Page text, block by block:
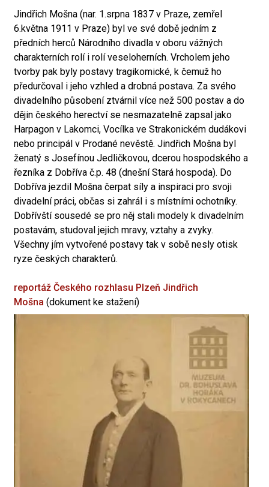
Jindřich Mošna (nar. 1.srpna 1837 v Praze, zemřel
6.května 1911 v Praze) byl ve své době jedním z
předních herců Národního divadla v oboru vážných
charakterních rolí i rolí veseloherních. Vrcholem jeho
tvorby pak byly postavy tragikomické, k čemuž ho
předurčoval i jeho vzhled a drobná postava. Za svého
divadelního působení ztvárnil více než 500 postav a do
dějin českého herectví se nesmazatelně zapsal jako
Harpagon v Lakomci, Vocílka ve Strakonickém dudákovi
nebo principál v Prodané nevěstě. Jindřich Mošna byl
ženatý s Josefínou Jedličkovou, dcerou hospodského a
řezníka z Dobříva č.p. 48 (dnešní Stará hospoda). Do
Dobříva jezdil Mošna čerpat síly a inspiraci pro svoji
divadelní práci, občas si zahrál i s místními ochotníky.
Dobřívští sousedé se pro něj stali modely k divadelním
postavám, studoval jejich mravy, vztahy a zvyky.
Všechny jím vytvořené postavy tak v sobě nesly otisk
ryze českých charakterů.
reportáž Českého rozhlasu Plzeň Jindřich
Mošna (dokument ke stažení)